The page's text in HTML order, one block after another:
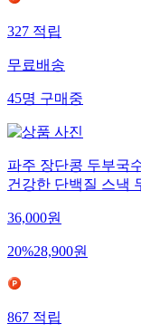
327 적립
무료배송
45명 구매중
파주 장단콩 두부국
건강한 단백질 스낵
36,000원
20%28,900원
867 적립